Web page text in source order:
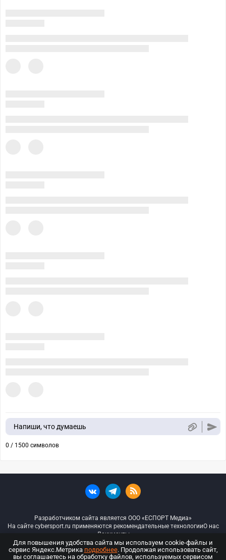
Напиши, что думаешь
0 / 1500 символов
Разработчиком сайта является ООО «ЕСПОРТ Медиа»
На сайте cybersport.ru применяются рекомендательные технологииО нас
Документы
© ООО «Киберспорт.ру» — Все права защищены
Для повышения удобства сайта мы используем cookie-файлы и
сервис Яндекс.Метрика подробнее. Продолжая использовать сайт,
вы соглашаетесь на обработку файлов, используемых сервисом